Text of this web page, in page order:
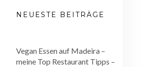
NEUESTE BEITRÄGE
Vegan Essen auf Madeira –
meine Top Restaurant Tipps –